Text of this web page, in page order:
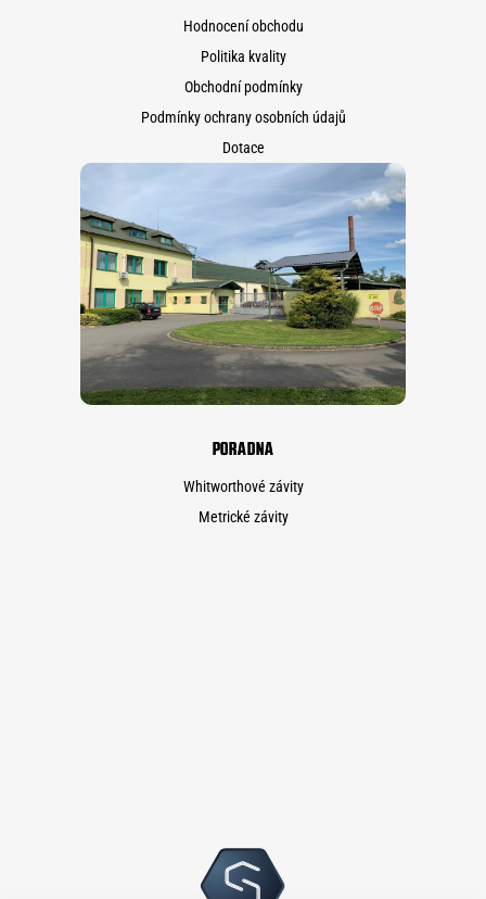
Hodnocení obchodu
Politika kvality
Obchodní podmínky
Podmínky ochrany osobních údajů
Dotace
PORADNA
Whitworthové závity
Metrické závity